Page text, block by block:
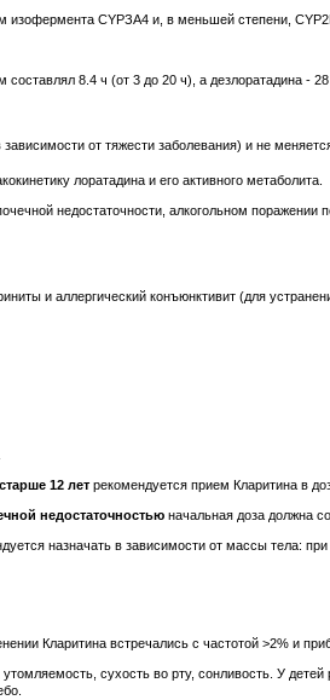
изофермента CYPЗА4 и, в меньшей степени,
составлял 8.4 ч (от 3 до 20 ч), а дезлоратадина - 28
от тяжести заболевания) и не
лоратадина и его активного метаболита.
недостаточности, алкогольном поражении
и аллергический конъюнктивит (для
12 лет рекомендуется прием Кларитина в
недостаточностью начальная доза должна
назначать в зависимости от массы тела: при
Кларитина встречались с частотой >2% и
сухость во рту, сонливость. У